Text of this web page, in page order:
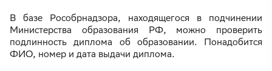
В базе Рособрнадзора, находящегося в подчинении
Министерства образования РФ, можно проверить
подлинность диплома об образовании. Понадобится
ФИО, номер и дата выдачи диплома.